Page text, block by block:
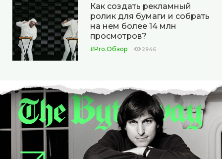
Как создать рекламный
ролик для бумаги и собрать
на нем более 14 млн
просмотров?
#Pro.Обзор 2946